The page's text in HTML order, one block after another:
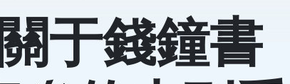
于錢鐘書